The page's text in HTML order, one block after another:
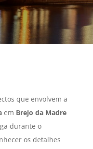
que envolvem a
em Brejo da Madre
durante o
os detalhes